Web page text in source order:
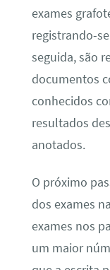
exames
registrando-
seguida, são
documentos
conhecidos
resultados
anotados.
O próximo
dos exames
exames nos
um maior